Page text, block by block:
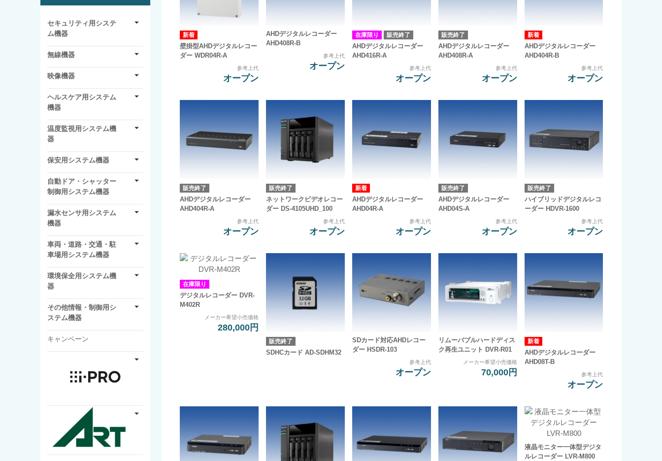
壁掛型AHDデジタルレコー
ダー WDR04R-A
参考上代
オープン
AHDデジタルレコーダー
AHD408R-B
参考上代
オープン
在庫限り 販売終了
AHDデジタルレコーダー
AHD416R-A
参考上代
オープン
販売終了
AHDデジタルレコーダー
AHD408R-A
参考上代
オープン
AHDデジタルレコーダー
AHD404R-B
参考上代
オープン
販売終了
AHDデジタルレコーダー
AHD404R-A
参考上代
オープン
販売終了
ネットワークビデオレコー
ダー DS-4105UHD_100
参考上代
オープン
AHDデジタルレコーダー
AHD04R-A
参考上代
オープン
販売終了
AHDデジタルレコーダー
AHD04S-A
参考上代
オープン
販売終了
ハイブリッドデジタルレコ
ーダー HDVR-1600
参考上代
オープン
在庫限り
デジタルレコーダー DVR-
M402R
メーカー希望小売価格
280,000円
販売終了
SDHCカード AD-SDHM32
SDカード対応AHDレコー
ダー HSDR-103
参考上代
オープン
リムーバブルハードディス
ク再生ユニット DVR-R01
メーカー希望小売価格
70,000円
AHDデジタルレコーダー
AHD08T-B
参考上代
オープン
液晶モニター一体型デジタ
ルレコーダー LVR-M800
セキュリティ用システ
ム機器
無線機器
映像機器
ヘルスケア用システム
機器
温度監視用システム機
器
保安用システム機器
自動ドア・シャッター
制御用システム機器
漏水センサ用システム
機器
車両・道路・交通・駐
車場用システム機器
環境保全用システム機
器
その他情報・制御用シ
ステム機器
キャンペーン